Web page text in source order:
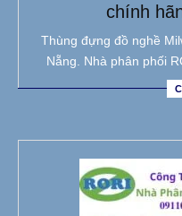
chính
Thùng đựng đồ nghề
Nẵng. Nhà phân phối